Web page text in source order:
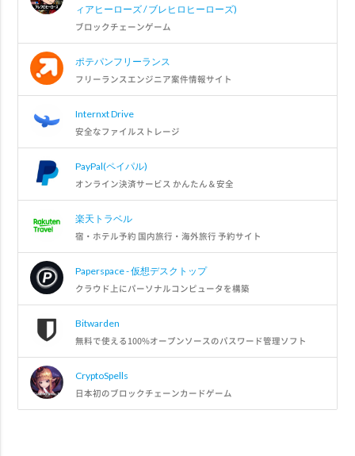
ィアヒーローズ / ブレヒロヒーローズ)
ブロックチェーンゲーム
ポテパンフリーランス
フリーランスエンジニア案件情報サイト
Internxt Drive
安全なファイルストレージ
PayPal(ペイパル)
オンライン決済サービス かんたん＆安全
楽天トラベル
宿・ホテル予約 国内旅行・海外旅行 予約サイト
Paperspace - 仮想デスクトップ
クラウド上にパーソナルコンピュータを構築
Bitwarden
無料で使える100%オープンソースのパスワード管理ソフト
CryptoSpells
日本初のブロックチェーンカードゲーム